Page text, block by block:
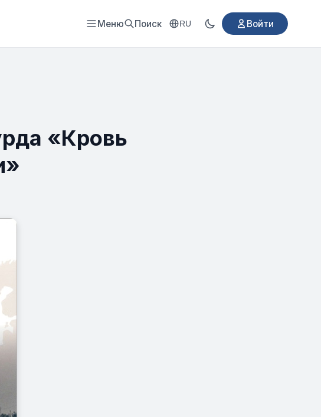
Меню Поиск RU Войти
«Кровь